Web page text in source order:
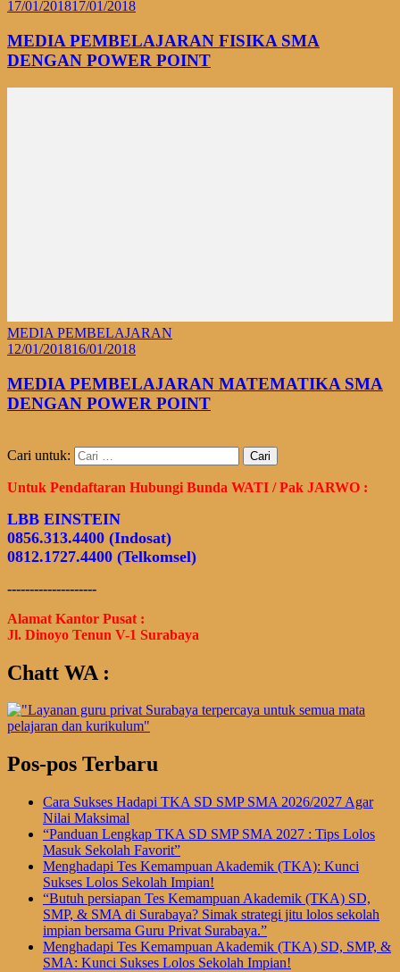
17/01/201817/01/2018
MEDIA PEMBELAJARAN FISIKA SMA
DENGAN POWER POINT
MEDIA PEMBELAJARAN
12/01/201816/01/2018
MEDIA PEMBELAJARAN MATEMATIKA SMA
DENGAN POWER POINT
Cari untuk:
Untuk Pendaftaran Hubungi Bunda WATI / Pak JARWO :
LBB EINSTEIN
0856.313.4400 (Indosat)
0812.1727.4400 (Telkomsel)
--------------------
Alamat Kantor Pusat :
Jl. Dinoyo Tenun V-1 Surabaya
Chatt WA :
Pos-pos Terbaru
Cara Sukses Hadapi TKA SD SMP SMA 2026/2027 Agar
Nilai Maksimal
“Panduan Lengkap TKA SD SMP SMA 2027 : Tips Lolos
Masuk Sekolah Favorit”
Menghadapi Tes Kemampuan Akademik (TKA): Kunci
Sukses Lolos Sekolah Impian!
“Butuh persiapan Tes Kemampuan Akademik (TKA) SD,
SMP, & SMA di Surabaya? Simak strategi jitu lolos sekolah
impian bersama Guru Privat Surabaya.”
Menghadapi Tes Kemampuan Akademik (TKA) SD, SMP, &
SMA: Kunci Sukses Lolos Sekolah Impian!